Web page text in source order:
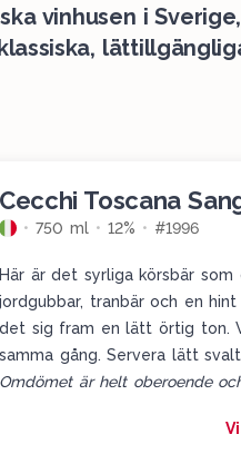
vinhusen i
Cecchi Toscana
750 ml 12% #1996
Här är det syrliga körsbär
jordgubbar, tranbär och en
det sig fram en lätt örtig ton.
samma gång. Servera lätt
Omdömet är helt oberoende